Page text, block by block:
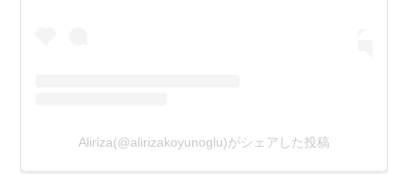
Aliriza(@alirizakoyunoglu)がシェアした投稿